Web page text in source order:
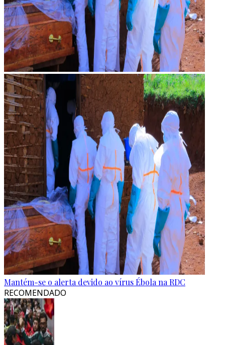
Mantém-se o alerta devido ao vírus Ébola na RDC
RECOMENDADO